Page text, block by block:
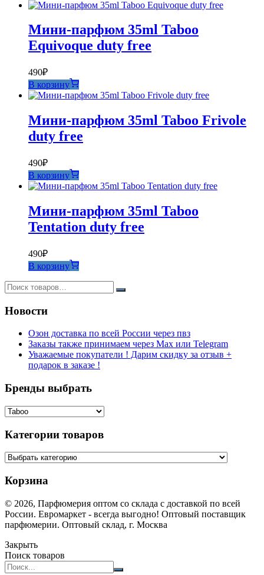
Мини-парфюм 35ml Taboo
Equivoque duty free
490₽
В корзину
Мини-парфюм 35ml Taboo Frivole
duty free
490₽
В корзину
Мини-парфюм 35ml Taboo
Tentation duty free
490₽
В корзину
Новости
Озон доставка по всей России через пвз
Заказы также принимаем через Max или Telegram
Уважаемые покупатели ! Дарим скидку за отзыв +
подарок в заказе !
Бренды выбрать
Категории товаров
Корзина
© 2026, Парфюмерия оптом со склада с доставкой по всей
России. Евромаркет - всегда выгодно! Оптовый поставщик
парфюмерии. Оптовый склад, г. Москва
Закрыть
Поиск товаров
Search